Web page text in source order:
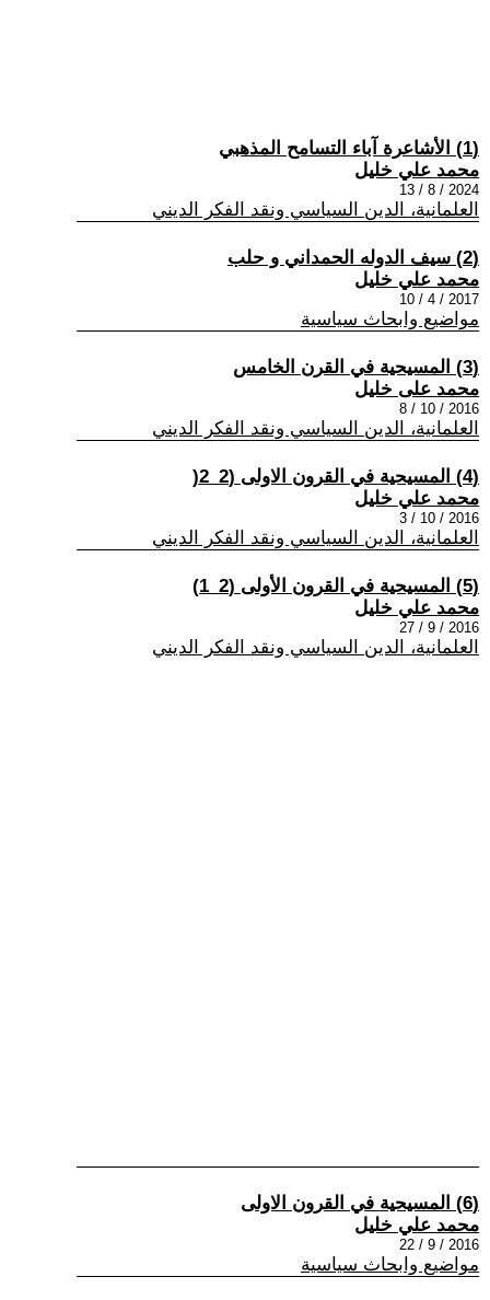
(1) الأشاعرة آباء التسامح المذهبي
محمد علي خليل
2024 / 8 / 13
العلمانية، الدين السياسي ونقد الفكر الديني
(2) سيف الدوله الحمداني و حلب
محمد علي خليل
2017 / 4 / 10
مواضيع وابحاث سياسية
(3) المسيحية في القرن الخامس
محمد على خليل
2016 / 10 / 8
العلمانية، الدين السياسي ونقد الفكر الديني
(4) المسيحية في القرون الاولى (2_2(
محمد علي خليل
2016 / 10 / 3
العلمانية، الدين السياسي ونقد الفكر الديني
(5) المسيحية في القرون الأولى (2_1)
محمد علي خليل
2016 / 9 / 27
العلمانية، الدين السياسي ونقد الفكر الديني
(6) المسيحية في القرون الاولى
محمد علي خليل
2016 / 9 / 22
مواضيع وابحاث سياسية